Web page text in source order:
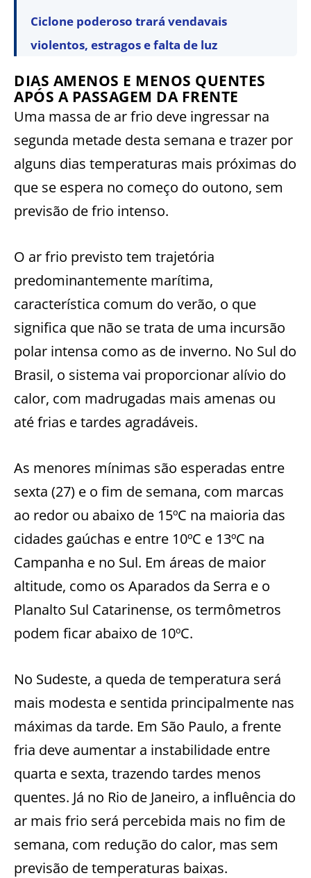
Ciclone poderoso trará vendavais
violentos, estragos e falta de luz
DIAS AMENOS E MENOS QUENTES
APÓS A PASSAGEM DA FRENTE
Uma massa de ar frio deve ingressar na
segunda metade desta semana e trazer por
alguns dias temperaturas mais próximas do
que se espera no começo do outono, sem
previsão de frio intenso.
O ar frio previsto tem trajetória
predominantemente marítima,
característica comum do verão, o que
significa que não se trata de uma incursão
polar intensa como as de inverno. No Sul do
Brasil, o sistema vai proporcionar alívio do
calor, com madrugadas mais amenas ou
até frias e tardes agradáveis.
As menores mínimas são esperadas entre
sexta (27) e o fim de semana, com marcas
ao redor ou abaixo de 15ºC na maioria das
cidades gaúchas e entre 10ºC e 13ºC na
Campanha e no Sul. Em áreas de maior
altitude, como os Aparados da Serra e o
Planalto Sul Catarinense, os termômetros
podem ficar abaixo de 10ºC.
No Sudeste, a queda de temperatura será
mais modesta e sentida principalmente nas
máximas da tarde. Em São Paulo, a frente
fria deve aumentar a instabilidade entre
quarta e sexta, trazendo tardes menos
quentes. Já no Rio de Janeiro, a influência do
ar mais frio será percebida mais no fim de
semana, com redução do calor, mas sem
previsão de temperaturas baixas.